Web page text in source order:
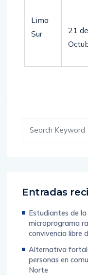
Lima
Sur
21 de
Entradas
Estudiantes de la
microprograma
convivencia libre
Alternativa
personas en
Norte